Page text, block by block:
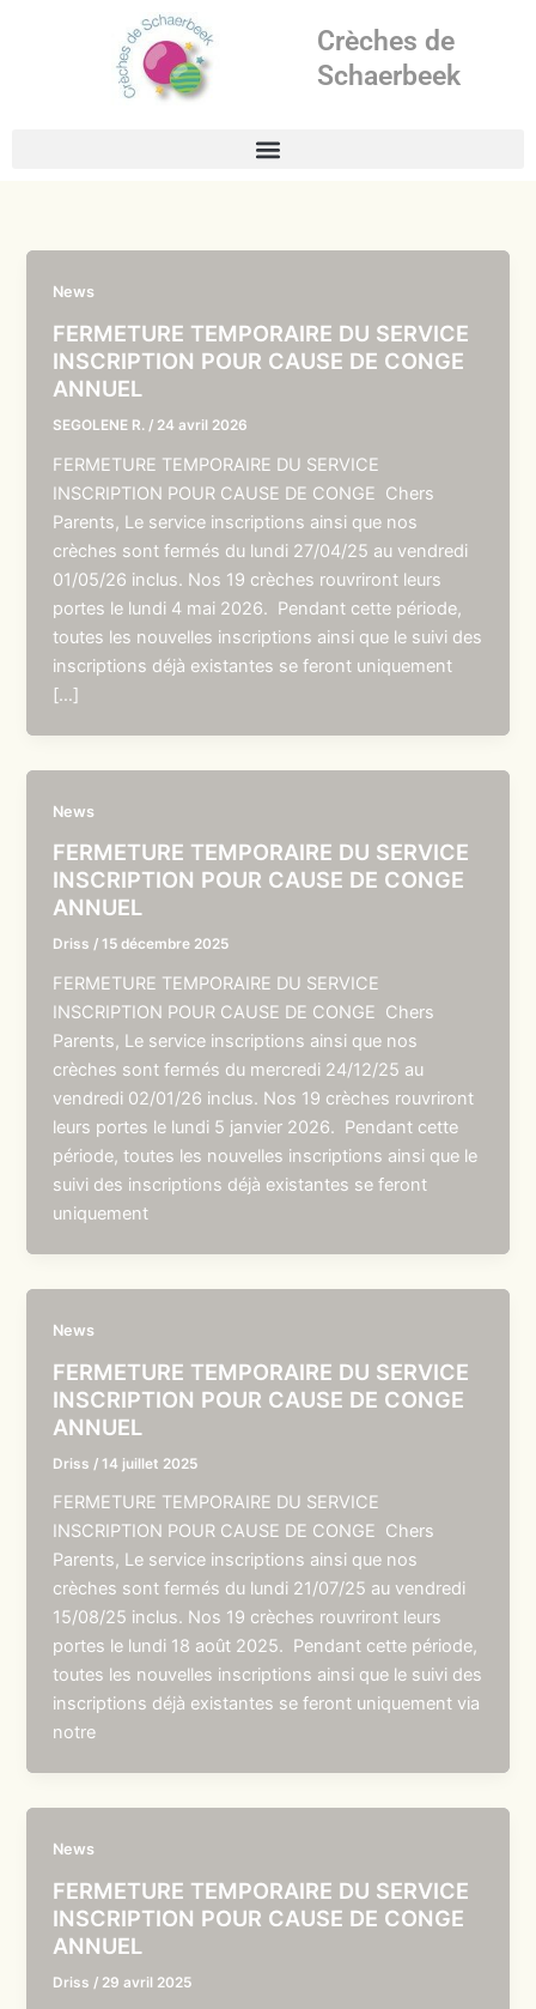
Crèches de
Schaerbeek
News
FERMETURE TEMPORAIRE DU SERVICE
INSCRIPTION POUR CAUSE DE CONGE
ANNUEL
SEGOLENE R. / 24 avril 2026
FERMETURE TEMPORAIRE DU SERVICE
INSCRIPTION POUR CAUSE DE CONGE Chers
Parents, Le service inscriptions ainsi que nos
crèches sont fermés du lundi 27/04/25 au vendredi
01/05/26 inclus. Nos 19 crèches rouvriront leurs
portes le lundi 4 mai 2026. Pendant cette période,
toutes les nouvelles inscriptions ainsi que le suivi des
inscriptions déjà existantes se feront uniquement
[…]
News
FERMETURE TEMPORAIRE DU SERVICE
INSCRIPTION POUR CAUSE DE CONGE
ANNUEL
Driss /15 décembre 2025
FERMETURE TEMPORAIRE DU SERVICE
INSCRIPTION POUR CAUSE DE CONGE Chers
Parents, Le service inscriptions ainsi que nos
crèches sont fermés du mercredi 24/12/25 au
vendredi 02/01/26 inclus. Nos 19 crèches rouvriront
leurs portes le lundi 5 janvier 2026. Pendant cette
période, toutes les nouvelles inscriptions ainsi que le
suivi des inscriptions déjà existantes se feront
uniquement
News
FERMETURE TEMPORAIRE DU SERVICE
INSCRIPTION POUR CAUSE DE CONGE
ANNUEL
Driss /14 juillet 2025
FERMETURE TEMPORAIRE DU SERVICE
INSCRIPTION POUR CAUSE DE CONGE Chers
Parents, Le service inscriptions ainsi que nos
crèches sont fermés du lundi 21/07/25 au vendredi
15/08/25 inclus. Nos 19 crèches rouvriront leurs
portes le lundi 18 août 2025. Pendant cette période,
toutes les nouvelles inscriptions ainsi que le suivi des
inscriptions déjà existantes se feront uniquement via
notre
News
FERMETURE TEMPORAIRE DU SERVICE
INSCRIPTION POUR CAUSE DE CONGE
ANNUEL
Driss / 29 avril 2025